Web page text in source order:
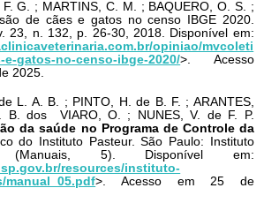
G. ; MARTINS, C. M. ; BAQUERO, O. S. ;
de cães e gatos no censo IBGE 2020.
23, n. 132, p. 26-30, 2018. Disponível em:
opiniao/mvcoleti
gatos-no-censo-ibge-2020/>. Acesso
2025.
L. A. B. ; PINTO, H. de B. F. ; ARANTES,
B. dos VIARO, O. ; NUNES, V. de F. P.
da saúde no Programa de Controle da
do Instituto Pasteur. São Paulo: Instituto
(Manuais, 5). Disponível em:
resources/instituto-
manual_05.pdf>. Acesso em 25 de